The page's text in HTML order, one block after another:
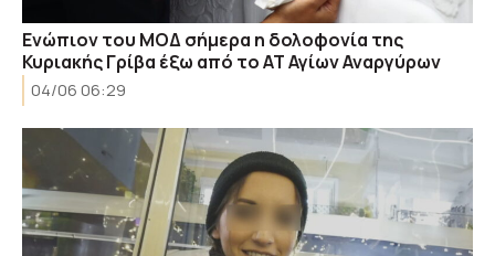
Ενώπιον του ΜΟΔ σήμερα η δολοφονία της
Κυριακής Γρίβα έξω από το ΑΤ Αγίων Αναργύρων
04/06 06:29